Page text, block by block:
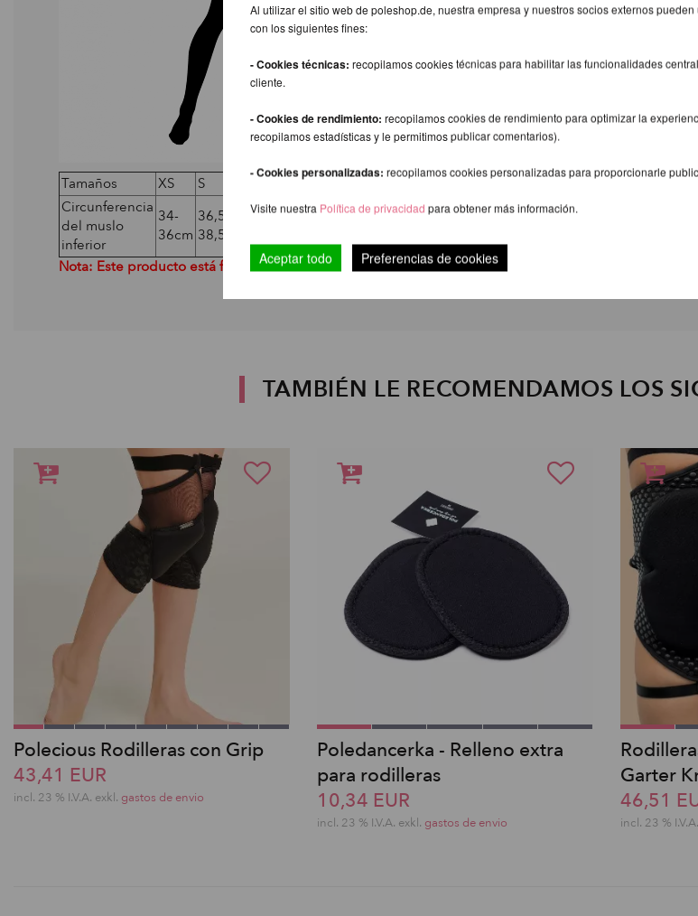
Tamaños XS S M L
XL
Circunferencia
del muslo
inferior
34-
36cm
36,5-
38,5cm
39-
41,5-
44-
Nota: Este producto está fabricado con material fino. Por favor, póngase con cuidado.
TAMBIÉN LE RECOMENDAMOS LOS
Polecious Rodilleras con Grip
43,41 EUR
incl. 23 % I.V.A. exkl. gastos de envio
Poledancerka - Relleno extra
para rodilleras
10,34 EUR
incl. 23 % I.V.A. exkl. gastos de envio
Garter
46,51
incl. 23 %
Al utilizar el sitio web de poleshop.de, nuestra empresa y nuestros socios externos
con los siguientes fines:
- Cookies técnicas: recopilamos cookies técnicas para habilitar las funcionalidades
cliente.
- Cookies de rendimiento: recopilamos cookies de rendimiento para optimizar la
recopilamos estadísticas y le permitimos publicar comentarios).
- Cookies personalizadas: recopilamos cookies personalizadas para proporcionarle
Visite nuestra Política de privacidad para obtener más información.
Aceptar todo Preferencias de cookies